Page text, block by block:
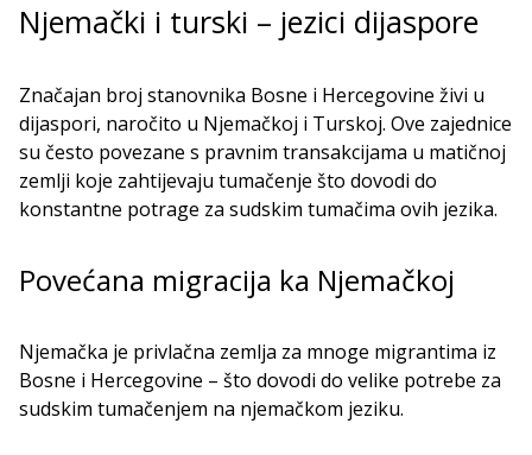
Njemački i turski – jezici dijaspore
Značajan broj stanovnika Bosne i Hercegovine živi u
dijaspori, naročito u Njemačkoj i Turskoj. Ove zajednice
su često povezane s pravnim transakcijama u matičnoj
zemlji koje zahtijevaju tumačenje što dovodi do
konstantne potrage za sudskim tumačima ovih jezika.
Povećana migracija ka Njemačkoj
Njemačka je privlačna zemlja za mnoge migrantima iz
Bosne i Hercegovine – što dovodi do velike potrebe za
sudskim tumačenjem na njemačkom jeziku.